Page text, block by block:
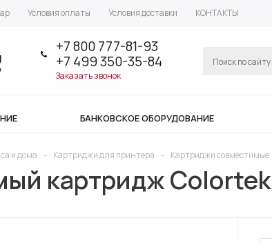
Условия оплаты Условия доставки КОНТАКТЫ
+7 800 777-81-93
+7 499 350-35-84
Заказать звонок
БАНКОВСКОЕ ОБОРУДОВАНИЕ
и дома - Картриджи для принтера - Картриджи совместимые
картридж Colortek